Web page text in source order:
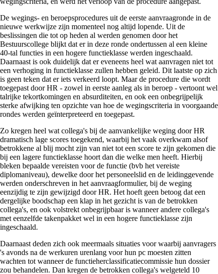
De wegings- en beroepsprocedures uit de eerste aanvraagronde in de
nieuwe werkwijze zijn momenteel nog altijd lopende. Uit de
beslissingen die tot op heden al werden genomen door het
Bestuurscollege blijkt dat er in deze ronde ondertussen al een kleine
40-tal functies in een hogere functieklasse werden ingeschaald.
Daarnaast is ook duidelijk dat er eveneens heel wat aanvragen niet tot
een verhoging in functieklasse zullen hebben geleid. Dit laatste op zich
is geen teken dat er iets verkeerd loopt. Maar de procedure die wordt
toegepast door HR - zowel in eerste aanleg als in beroep - vertoont wel
talrijke tekortkomingen en absurditeiten, en ook een onbegrijpelijk
sterke afwijking ten opzichte van hoe de wegingscriteria in voorgaande
rondes werden geïnterpreteerd en toegepast.
Zo kregen heel wat collega's bij de aanvankelijke weging door HR
dramatisch lage scores toegekend, waarbij het vaak overkwam alsof
betrokkene al blij mocht zijn van niet tot een score te zijn gekomen die
bij een lagere functieklasse hoort dan die welke men heeft. Hierbij
bleken bepaalde vereisten voor de functie (bvb het vereiste
diplomaniveau), dewelke door het personeelslid en de leidinggevende
werden onderschreven in het aanvraagformulier, bij de weging
eenzijdig te zijn gewijzigd door HR. Het hoeft geen betoog dat een
dergelijke boodschap een klap in het gezicht is van de betrokken
collega's, en ook volstrekt onbegrijpbaar is wanneer andere collega's
met eenzelfde takenpakket wel in een hogere functieklasse zijn
ingeschaald.
Daarnaast deden zich ook meermaals situaties voor waarbij aanvragers
's avonds na de werkuren urenlang voor hun pc moesten zitten
wachten tot wanneer de functieherclassificatiecommissie hun dossier
zou behandelen. Dan kregen de betrokken collega's welgeteld 10